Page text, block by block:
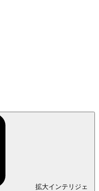
拡大インテリジェ